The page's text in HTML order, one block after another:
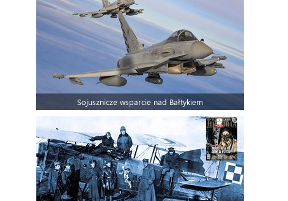
Sojusznicze wsparcie nad Bałtykiem